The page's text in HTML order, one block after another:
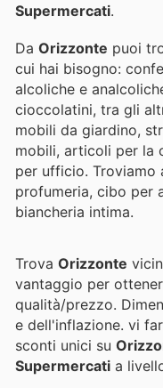
Supermercati.
Da Orizzonte puoi
cui hai bisogno:
alcoliche e
cioccolatini, tra gli
mobili da giardino,
mobili, articoli per la
per ufficio. Troviamo
profumeria, cibo per
biancheria intima.
Trova Orizzonte
vantaggio per
qualità/prezzo.
e dell'inflazione. vi
sconti unici su
Supermercati a